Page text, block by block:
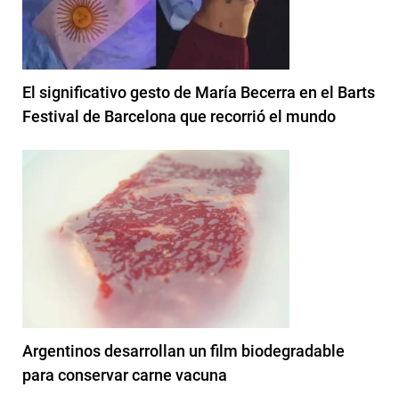
El significativo gesto de María Becerra en el Barts
Festival de Barcelona que recorrió el mundo
Argentinos desarrollan un film biodegradable
para conservar carne vacuna